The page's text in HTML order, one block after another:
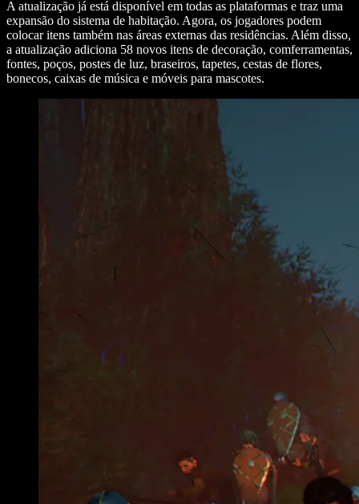
A atualização já está disponível em todas as plataformas e traz uma
expansão do sistema de habitação. Agora, os jogadores podem
colocar itens também nas áreas externas das residências. Além disso,
a atualização adiciona 58 novos itens de decoração, comferramentas,
fontes, poços, postes de luz, braseiros, tapetes, cestas de flores,
bonecos, caixas de música e móveis para mascotes.